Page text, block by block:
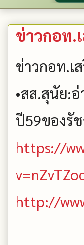
ข่าวกอท.
ข่าวกอท.เ
•สส.สุนัย:
ปี59ของรัช
https://
http://